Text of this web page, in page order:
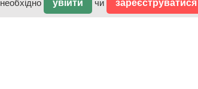
увійти чи зареєструватися